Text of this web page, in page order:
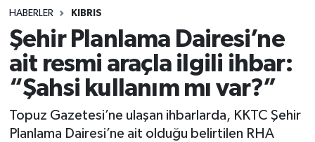
HABERLER KIBRIS
Şehir Planlama Dairesi’ne
ait resmi araçla ilgili ihbar:
“Şahsi kullanım mı var?”
Topuz Gazetesi’ne ulaşan ihbarlarda, KKTC Şehir
Planlama Dairesi’ne ait olduğu belirtilen RHA
MAGAZİN
SAĞLIK
SPOR
TEKNOLOJİ
Süper Lig Puan Durumu ve Fikstür
Tüm Manşetler
Son Dakika Haberleri
Haber Arşivi